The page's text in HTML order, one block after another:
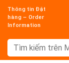
Chuyển
đến
dung
Thông tin Đặt
hàng – Order
Information